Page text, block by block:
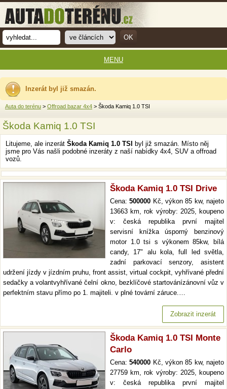
Inzerát byl již smazán.
Auta do terénu > Offroad bazar 4x4 > Škoda Kamiq 1.0 TSI
Škoda Kamiq 1.0 TSI
Litujeme, ale inzerát Škoda Kamiq 1.0 TSI
byl již smazán. Místo něj
jsme pro Vás našli podobné inzeráty z naší nabídky 4x4, SUV a offroad
vozů.
Škoda Kamiq 1.0 TSI Drive
Cena:500000 Kč, výkon 85 kw, najeto
13663 km, rok výroby: 2025, koupeno
v: česká republika první majitel
servisní knížka úsporný benzinový
motor 1.0 tsi s výkonem 85kw, bílá
candy, 17" alu kola, full led světla,
zadní parkovací senzory, asistent
udržení jízdy v jízdním pruhu, front assist, virtual cockpit, vyhřívané přední
sedačky a volantvyhřívané čelní okno, bezklíčové startovánízánovní vůz v
perfektním stavu přímo po 1. majiteli. v plné tovární záruce.…
Zobrazit inzerát
Škoda Kamiq 1.0 TSI Monte
Carlo
Cena:540000 Kč, výkon 85 kw, najeto
27759 km, rok výroby: 2025, koupeno
v: česká republika první majitel
MENU